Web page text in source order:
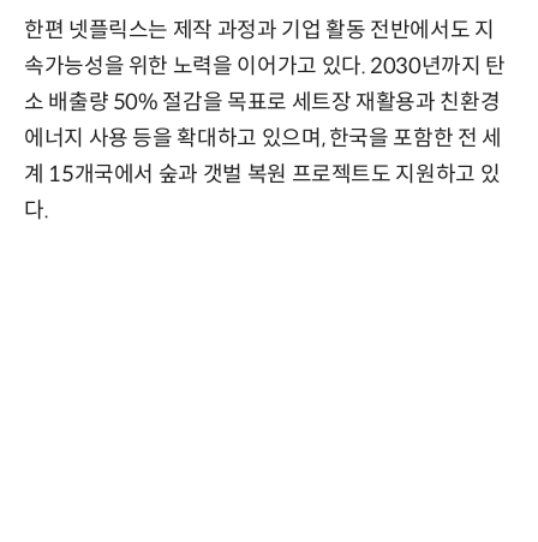
한편 넷플릭스는 제작 과정과 기업 활동 전반에서도 지
속가능성을 위한 노력을 이어가고 있다. 2030년까지 탄
소 배출량 50% 절감을 목표로 세트장 재활용과 친환경
에너지 사용 등을 확대하고 있으며, 한국을 포함한 전 세
계 15개국에서 숲과 갯벌 복원 프로젝트도 지원하고 있
다.